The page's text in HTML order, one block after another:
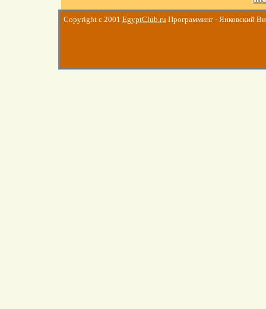
Copyright c 2001 EgyptClub.ru Программинг - Янковский